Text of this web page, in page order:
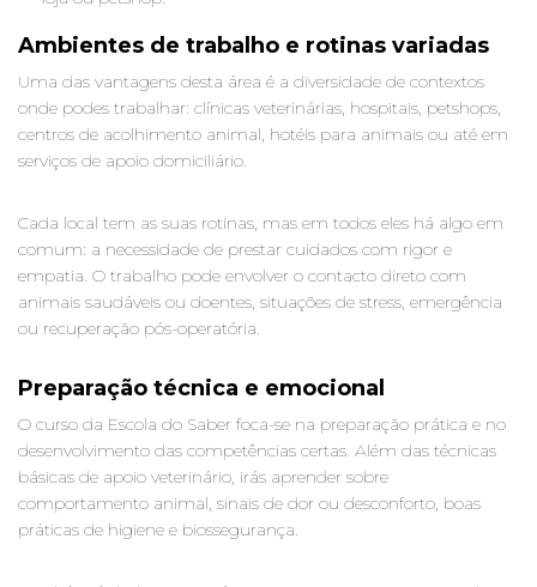
Ambientes de trabalho e rotinas variadas
Uma das vantagens desta área é a diversidade de contextos
onde podes trabalhar: clínicas veterinárias, hospitais, petshops,
centros de acolhimento animal, hotéis para animais ou até em
serviços de apoio domiciliário.
Cada local tem as suas rotinas, mas em todos eles há algo em
comum: a necessidade de prestar cuidados com rigor e
empatia. O trabalho pode envolver o contacto direto com
animais saudáveis ou doentes, situações de stress, emergência
ou recuperação pós-operatória.
Preparação técnica e emocional
O curso da Escola do Saber foca-se na preparação prática e no
desenvolvimento das competências certas. Além das técnicas
básicas de apoio veterinário, irás aprender sobre
comportamento animal, sinais de dor ou desconforto, boas
práticas de higiene e biossegurança.